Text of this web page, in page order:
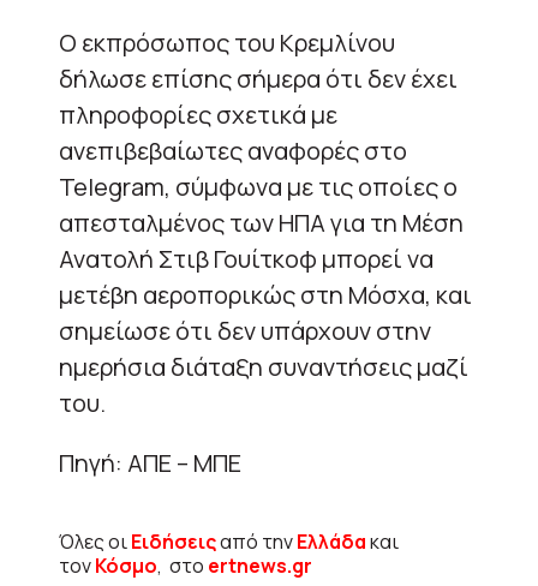
Ο εκπρόσωπος του Κρεμλίνου
δήλωσε επίσης σήμερα ότι δεν έχει
πληροφορίες σχετικά με
ανεπιβεβαίωτες αναφορές στο
Telegram, σύμφωνα με τις οποίες ο
απεσταλμένος των ΗΠΑ για τη Μέση
Ανατολή Στιβ Γουίτκοφ μπορεί να
μετέβη αεροπορικώς στη Μόσχα, και
σημείωσε ότι δεν υπάρχουν στην
ημερήσια διάταξη συναντήσεις μαζί
του.
Πηγή: ΑΠΕ – ΜΠΕ
Όλες οιΕιδήσειςαπό τηνΕλλάδακαι
τονΚόσμο, στο ertnews.gr